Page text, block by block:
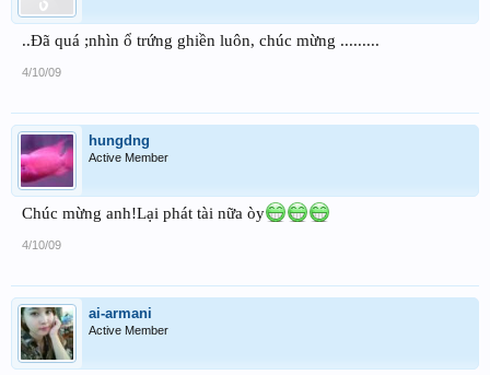
..Đã quá ;nhìn ổ trứng ghiền luôn, chúc mừng .........
4/10/09
hungdng
Active Member
Chúc mừng anh!Lại phát tài nữa òy
4/10/09
ai-armani
Active Member